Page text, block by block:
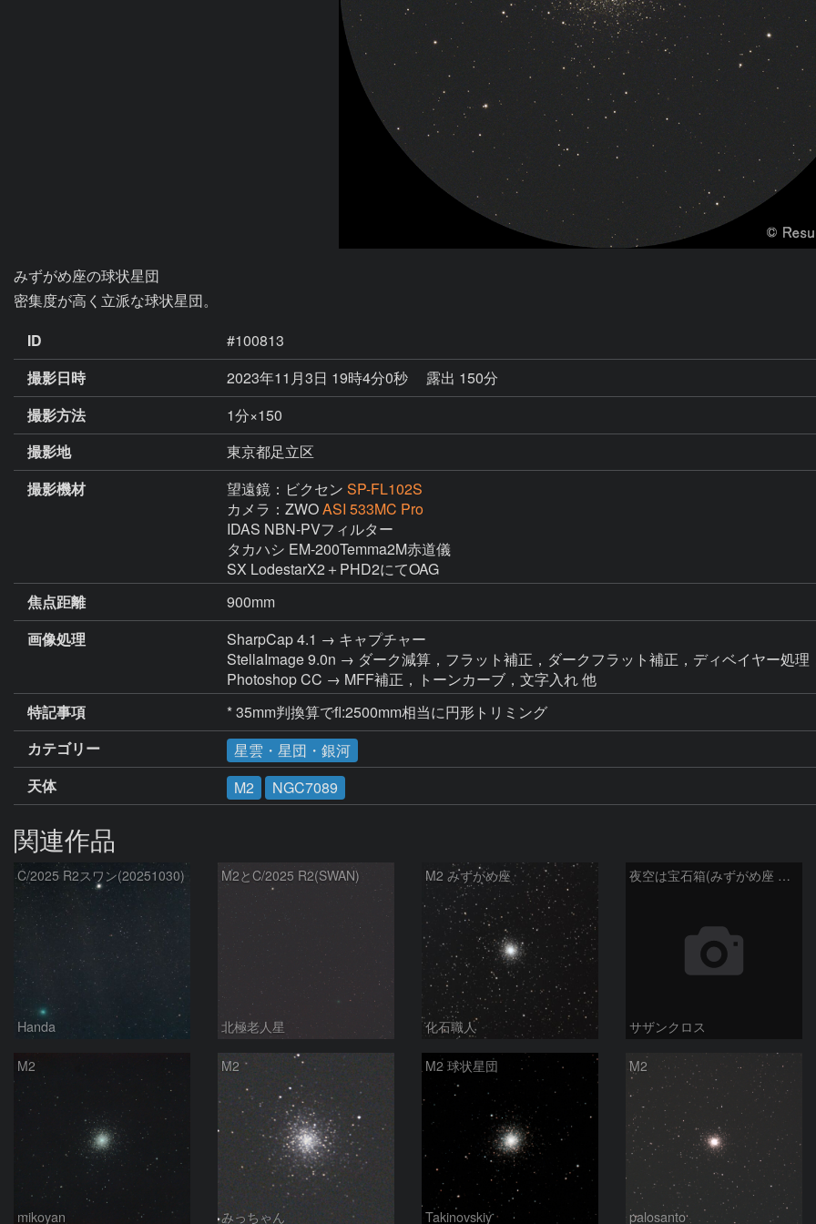
みずがめ座の球状星団
ID
#100813
撮影日時
2023年11月3日 19時4分0秒
露出 150分
撮影方法
1分×150
撮影地
東京都足立区
撮影機材
望遠鏡：ビクセン SP-FL102S
カメラ：ZWOASI 533MC Pro
IDAS NBN-PVフィルター
タカハシ EM-200Temma2M赤道儀
SX LodestarX2＋PHD2にてOAG
焦点距離
900mm
画像処理
SharpCap 4.1 → キャプチャー
StellaImage 9.0n → ダーク減算，フラット補正，ダークフラット補正，ディベイヤー処理
Photoshop CC → MFF補正，トーンカーブ，文字入れ 他
特記事項
* 35mm判換算でfl:2500mm相当に円形トリミング
カテゴリー
星雲・星団・銀河
天体
M2 NGC7089
関連作品
C/2025 R2スワン(20251030)
Handa
M2とC/2025 R2(SWAN)
北極老人星
M2 みずがめ座
化石職人
夜空は宝石箱(みずがめ座 M2) Seestar50
サザンクロス
M2
mikoyan
M2
みっちゃん
M2 球状星団
Takinovskiy
M2
palosanto